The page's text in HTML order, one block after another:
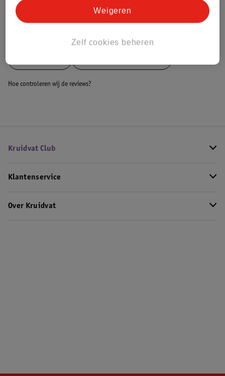
Hoe controleren wij de reviews?
Kruidvat Club
Klantenservice
Over Kruidvat
Zelf cookies beheren
Weigeren